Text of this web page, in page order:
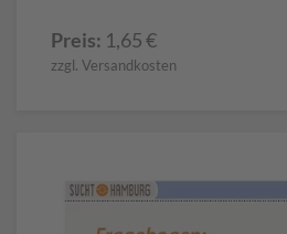
Preis: 1,65€
zzgl. Versandkosten